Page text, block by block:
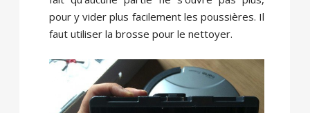
pour y vider plus facilement les poussières. Il
faut utiliser la brosse pour le nettoyer.